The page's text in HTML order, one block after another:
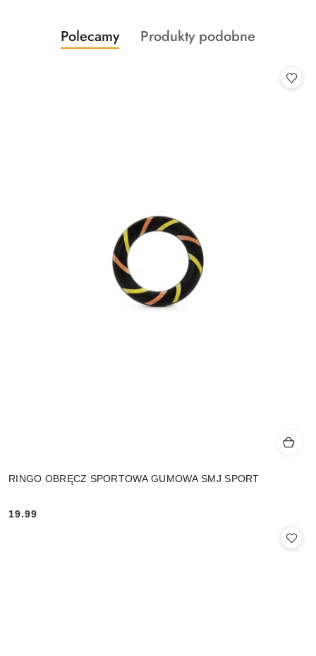
Pomiń karuzelę produktów
Produkty
o
Polecamy
Produkty
Produkty podobne
RINGO OBRĘCZ SPORTOWA GUMOWA SMJ SPORT
Cena:
19.99